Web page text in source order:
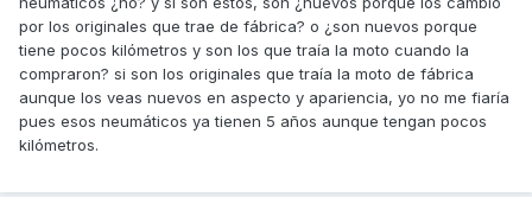
por los originales que trae de fábrica? o ¿son nuevos porque
tiene pocos kilómetros y son los que traía la moto cuando la
compraron? si son los originales que traía la moto de fábrica
aunque los veas nuevos en aspecto y apariencia, yo no me fiaría
pues esos neumáticos ya tienen 5 años aunque tengan pocos
kilómetros.